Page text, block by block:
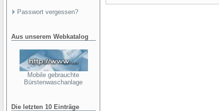
Passwort vergessen?
Aus unserem Webkatalog
Mobile gebrauchte
Bürstenwaschanlage
Die letzten 10 Einträge